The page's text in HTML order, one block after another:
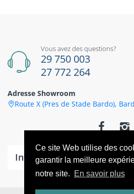
Ce site Web utilise des
garantir la meilleure
notre site.
En savoir plus
Vous avez des questions?
29 750 003
27 772 264
Adresse Showroom
Route X (Pres de Stade Bardo),
Information